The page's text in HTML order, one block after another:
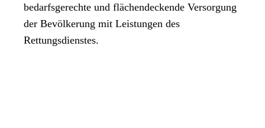
bedarfsgerechte und flächendeckende Versorgung
der Bevölkerung mit Leistungen des
Rettungsdienstes.